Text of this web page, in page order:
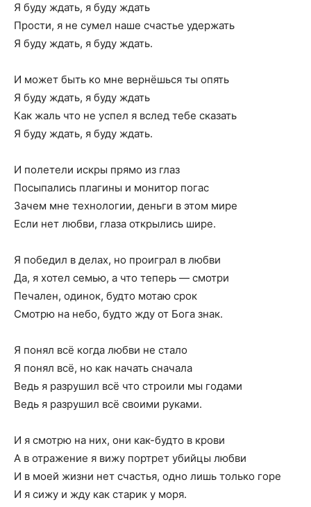
Я буду ждать, я буду ждать
Прости, я не сумел наше счастье удержать
Я буду ждать, я буду ждать.
И может быть ко мне вернёшься ты опять
Я буду ждать, я буду ждать
Как жаль что не успел я вслед тебе сказать
Я буду ждать, я буду ждать.
И полетели искры прямо из глаз
Посыпались плагины и монитор погас
Зачем мне технологии, деньги в этом мире
Если нет любви, глаза открылись шире.
Я победил в делах, но проиграл в любви
Да, я хотел семью, а что теперь — смотри
Печален, одинок, будто мотаю срок
Смотрю на небо, будто жду от Бога знак.
Я понял всё когда любви не стало
Я понял всё, но как начать сначала
Ведь я разрушил всё что строили мы годами
Ведь я разрушил всё своими руками.
И я смотрю на них, они как-будто в крови
А в отражение я вижу портрет убийцы любви
И в моей жизни нет счастья, одно лишь только горе
И я сижу и жду как старик у моря.